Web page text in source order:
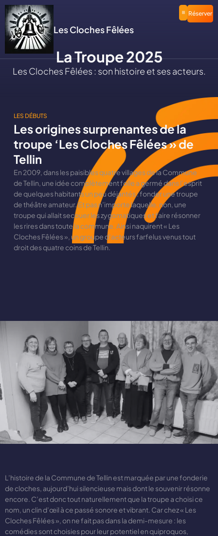
Les Cloches Fêlées
Réserver
La Troupe 2025
Les Cloches Fêlées : son histoire et ses acteurs.
LES DÉBUTS
Les origines surprenantes de la
troupe ‘Les Cloches Fêlées » de
Tellin
En 2009, dans les paisibles quatre villages de la Commune
de Tellin, une idée complètement folle a germé dans l’esprit
de quelques habitants un peu déjantés : fonder une troupe
de théâtre amateur. Et pas n’importe laquelle, non, une
troupe qui allait secouer les zygomatiques et faire résonner
les rires dans toute la commune. Ainsi naquirent « Les
Cloches Fêlées », un groupe d’acteurs farfelus venus tout
droit des quatre coins de Tellin.
L’histoire de la Commune de Tellin est marquée par une fonderie
de cloches, aujourd’hui silencieuse mais dont le souvenir résonne
encore. C’est donc tout naturellement que la troupe a choisi ce
nom, un clin d’œil à ce passé sonore et vibrant. Car chez « Les
Cloches Fêlées », on ne fait pas dans la demi-mesure : les
comédies sont choisies pour leur potentiel en quiproquos,